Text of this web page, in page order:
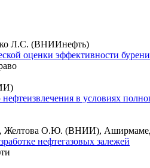
Л.С. (ВНИИнефть)
оценки эффективности
в условиях
Желтова О.Ю. (ВНИИ),
нефтегазовых залежей